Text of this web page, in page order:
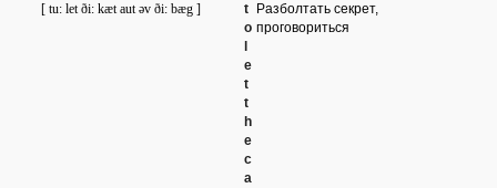
t
o
e
t
t
h
e
c
a
[ tu: let ði: kæt aut əv ði: bæg ]
Разболтать секрет,
проговориться